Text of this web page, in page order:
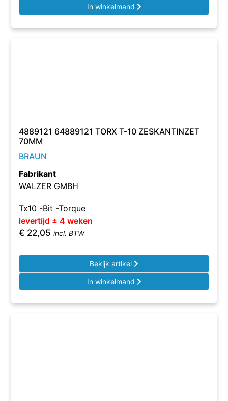
In winkelmand
4889121 64889121 TORX T-10 ZESKANTINZET
70MM
BRAUN
Fabrikant
WALZER GMBH
Tx10 -Bit -Torque
levertijd ± 4 weken
€ 22,05 incl. BTW
Bekijk artikel
In winkelmand